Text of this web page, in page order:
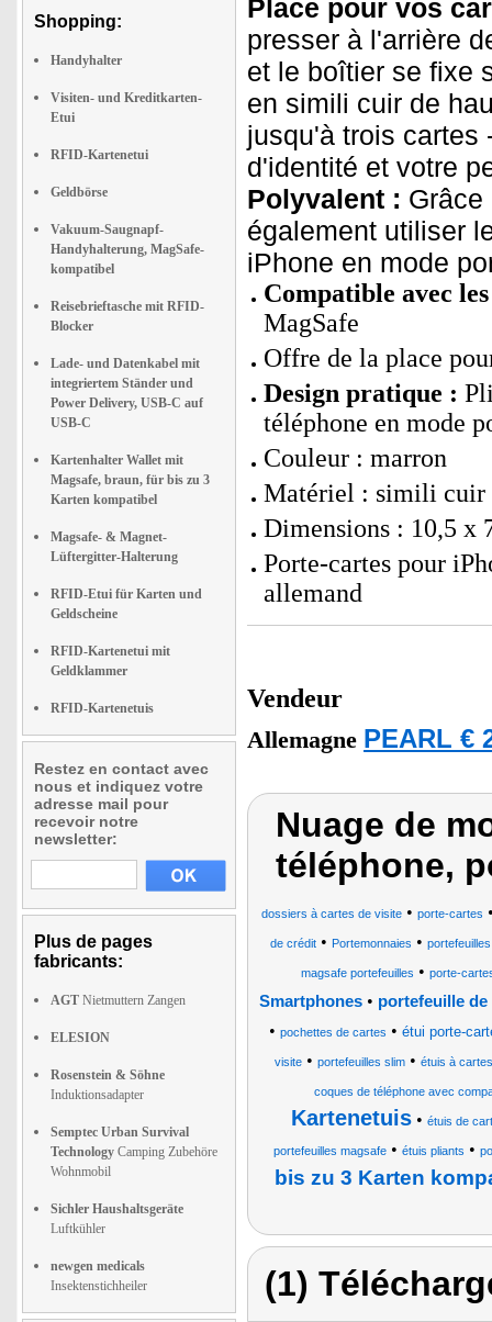
Shopping:
Handyhalter
Visiten- und Kreditkarten-
Etui
RFID-Kartenetui
Geldbörse
Vakuum-Saugnapf-
Handyhalterung, MagSafe-
kompatibel
Reisebrieftasche mit RFID-
Blocker
Lade- und Datenkabel mit
integriertem Ständer und
Power Delivery, USB-C auf
USB-C
Kartenhalter Wallet mit
Magsafe, braun, für bis zu 3
Karten kompatibel
Magsafe- & Magnet-
Lüftergitter-Halterung
RFID-Etui für Karten und
Geldscheine
RFID-Kartenetui mit
Geldklammer
RFID-Kartenetuis
Restez en contact avec
nous et indiquez votre
adresse mail pour
recevoir notre
newsletter:
Plus de pages
fabricants:
AGT Nietmuttern Zangen
ELESION
Rosenstein & Söhne
Induktionsadapter
Semptec Urban Survival
Technology Camping Zubehöre
Wohnmobil
Sichler Haushaltsgeräte
Luftkühler
newgen medicals
Insektenstichheiler
Place pour vos
presser à l'arrière
et le boîtier se fixe
en simili cuir de
jusqu'à trois cartes
d'identité et votre
Polyvalent :
également utiliser
iPhone en mode
Compatible avec
MagSafe
Offre de la place
Design pratique :
téléphone en mode
Couleur : marron
Matériel : simili cuir
Dimensions : 10,5 x
Porte-cartes pour
allemand
Vendeur
Allemagne PEARL €
Nuage de
téléphone,
dossiers à cartes de visite• porte-cartes
de crédit• Portemonnaies • portefeuilles
magsafe portefeuilles • porte-
Smartphones • portefeuille de
• pochettes de cartes • étui porte-
visite • portefeuilles slim • étuis à
coques de téléphone avec
Kartenetuis • étuis de
portefeuilles magsafe • étuis pliants •
bis zu 3 Karten
(1)